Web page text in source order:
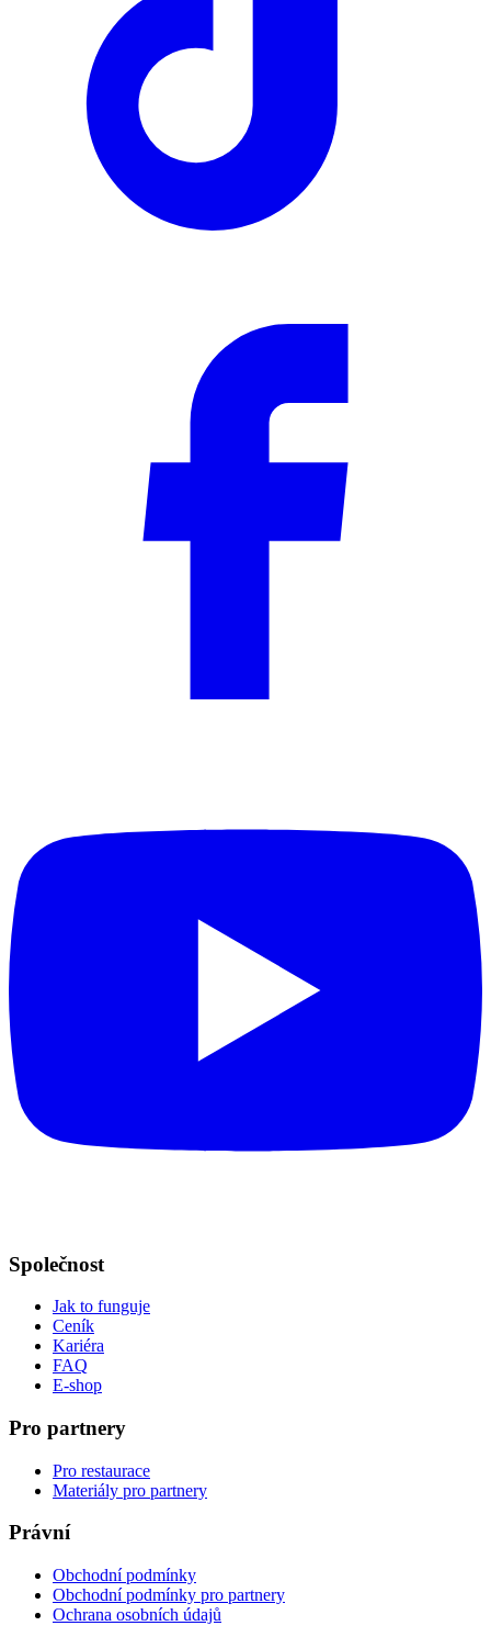
Společnost
Jak to funguje
Ceník
Kariéra
FAQ
E-shop
Pro partnery
Pro restaurace
Materiály pro partnery
Právní
Obchodní podmínky
Obchodní podmínky pro partnery
Ochrana osobních údajů